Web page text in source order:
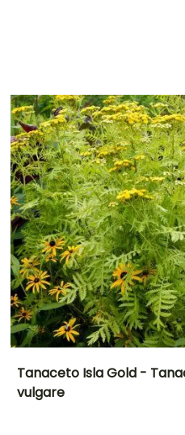
Tanaceto Isla Gold -
vulgare